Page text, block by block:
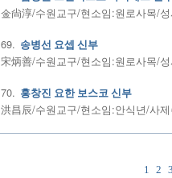
金尙淳/수원교구/현소임:원로사목/
69. 송병선 요셉 신부
宋炳善/수원교구/현소임:원로사목/
70. 홍창진 요한 보스코 신부
洪昌辰/수원교구/현소임:안식년/사
1 2